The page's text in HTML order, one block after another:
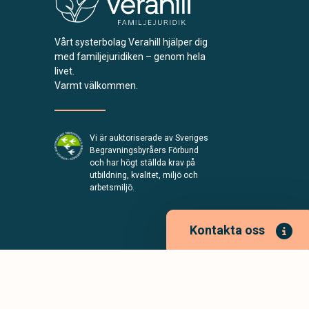
Kontakta oss
Vårt systerbolag Verahill hjälper dig
med familjejuridiken – genom hela
livet.
Varmt välkommen.
Vi är auktoriserade av Sveriges
Begravningsbyråers Förbund
och har högt ställda krav på
utbildning, kvalitet, miljö och
arbetsmiljö.